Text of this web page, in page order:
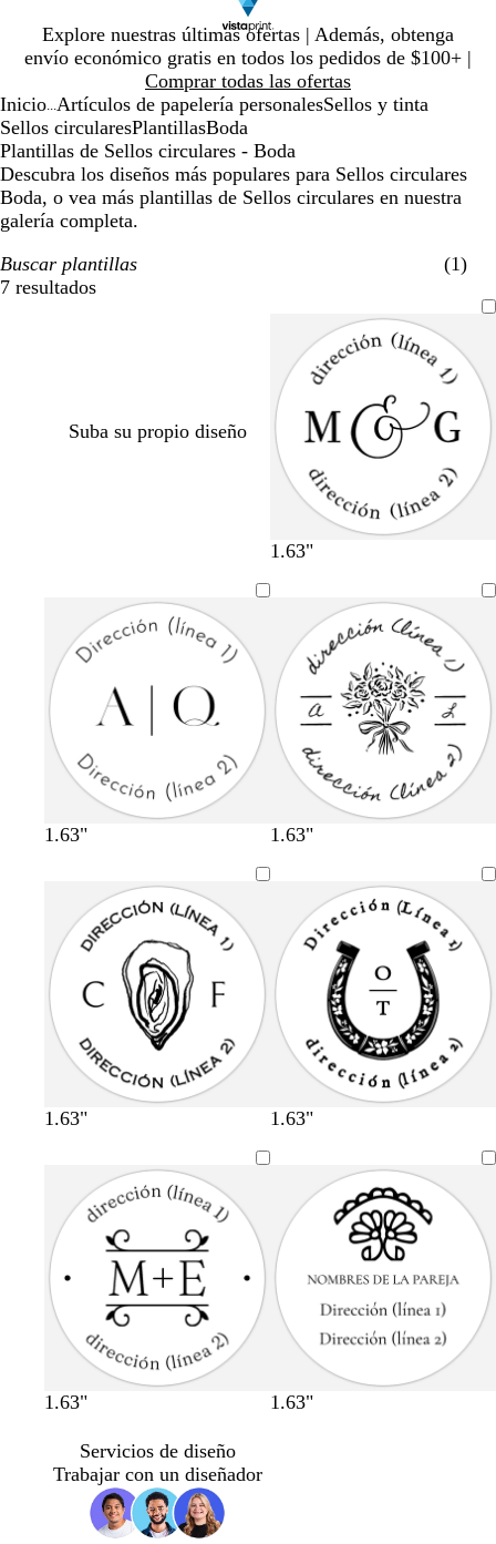
Explore nuestras últimas ofertas | Además, obtenga
envío económico gratis en todos los pedidos de $100+ |
Comprar todas las ofertas
Diapositiva
1
Inicio Artículos de papelería personalesSellos y tinta
Sellos circularesPlantillasBoda
Plantillas de Sellos circulares - Boda
Descubra los diseños más populares para Sellos circulares
Boda, o vea más plantillas de Sellos circulares en nuestra
galería completa.
Buscar plantillas
(1)
7 resultados
Filtros
Suba su propio diseño
1.63"
1.63" 1.63"
1.63" 1.63"
1.63" 1.63"
Servicios de diseño
Trabajar con un diseñador